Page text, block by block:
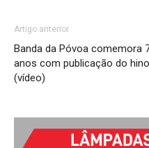
Artigo anterior
Banda da Póvoa comemora
anos com publicação do hino
(vídeo)